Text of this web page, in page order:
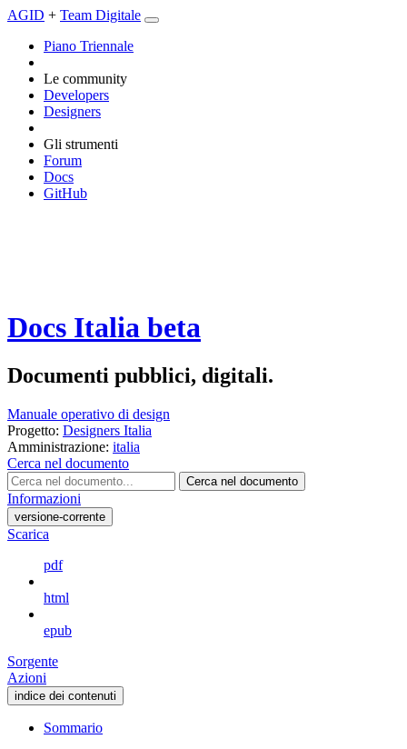
AGID + Team Digitale
Piano Triennale
Le community
Developers
Designers
Gli strumenti
Forum
Docs
GitHub
Docs Italia beta
Documenti pubblici, digitali.
Manuale operativo di design
Progetto: Designers Italia
Amministrazione: italia
Cerca nel documento
Cerca nel documento
Informazioni
versione-corrente
Scarica
pdf
html
epub
Sorgente
Azioni
indice dei contenuti
Sommario